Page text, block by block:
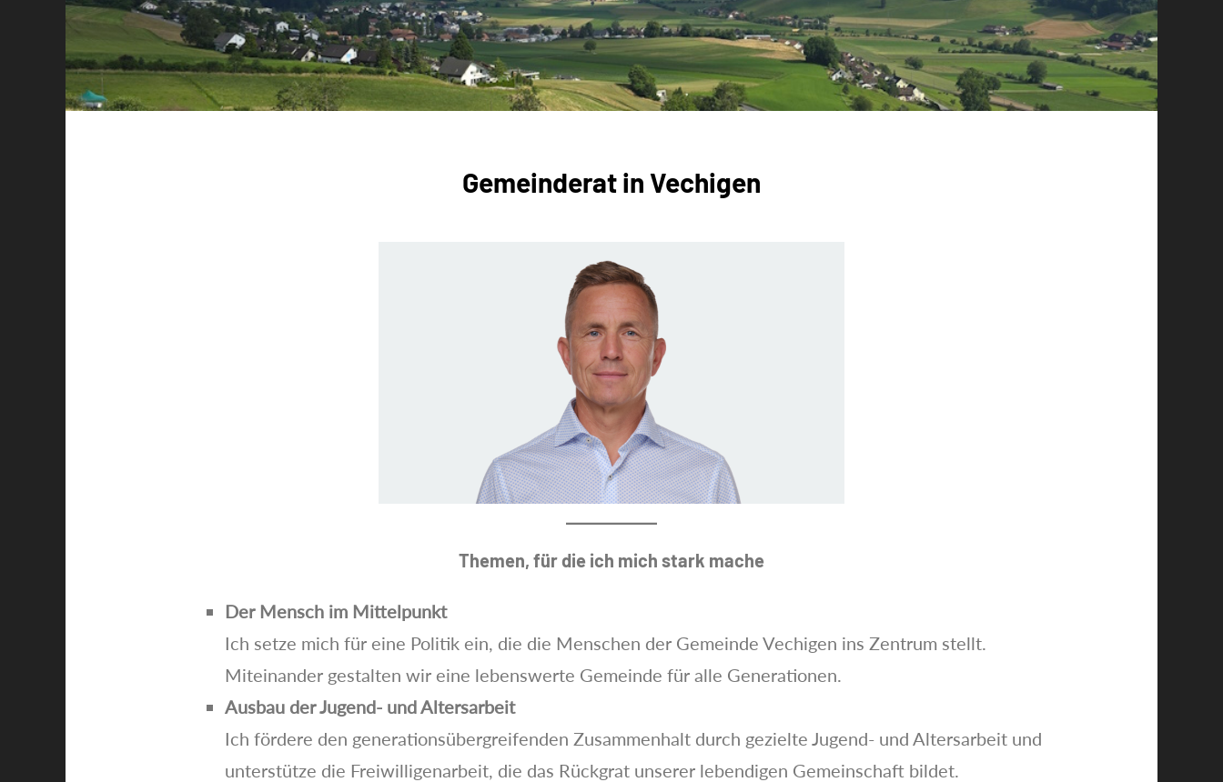
Gemeinderat in Vechigen
Themen, für die ich mich stark mache
Der Mensch im Mittelpunkt
Ich setze mich für eine Politik ein, die die Menschen der Gemeinde Vechigen ins Zentrum stellt.
Miteinander gestalten wir eine lebenswerte Gemeinde für alle Generationen.
Ausbau der Jugend- und Altersarbeit
Ich fördere den generationsübergreifenden Zusammenhalt durch gezielte Jugend- und Altersarbeit und
unterstütze die Freiwilligenarbeit, die das Rückgrat unserer lebendigen Gemeinschaft bildet.